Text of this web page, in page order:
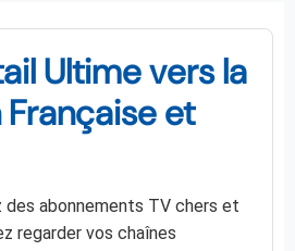
Ultime vers la
et
des abonnements TV chers et
regarder vos chaînes